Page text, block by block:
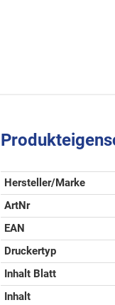
Hersteller/Marke
ArtNr
EAN
Druckertyp
Inhalt Blatt
Inhalt